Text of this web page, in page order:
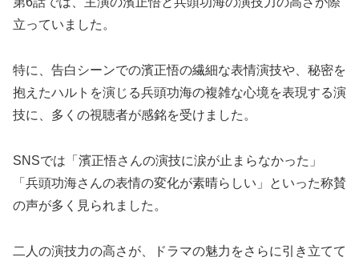
立っていました。
特に、告白シーンでの濱正悟の繊細な表情演技や、秘密を
抱えたハルトを演じる兵頭功海の複雑な心境を表現する演
技に、多くの視聴者が感銘を受けました。
SNSでは「濱正悟さんの演技に涙が止まらなかった」
「兵頭功海さんの表情の変化が素晴らしい」といった称賛
の声が多く見られました。
二人の演技力の高さが、ドラマの魅力をさらに引き立てて